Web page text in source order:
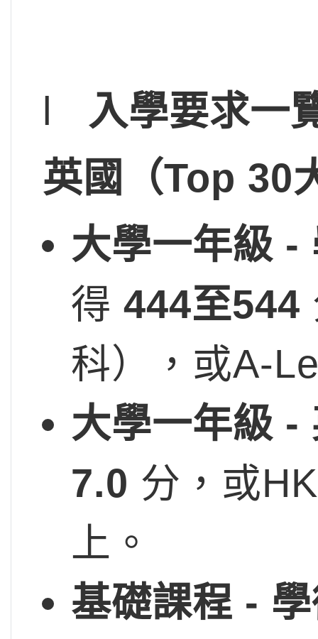
l 入學要求一
英國（Top 30
大學一年級 -
得 444至544
科），或A-
大學一年級 -
7.0 分，或
上。
基礎課程 -